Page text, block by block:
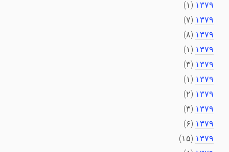
۱۳۷۹ (۱)
۱۳۷۹ (۷)
۱۳۷۹ (۸)
۱۳۷۹ (۱)
۱۳۷۹ (۳)
۱۳۷۹ (۱)
۱۳۷۹ (۲)
۱۳۷۹ (۳)
۱۳۷۹ (۶)
۱۳۷۹ (۱۵)